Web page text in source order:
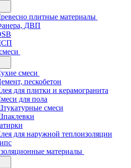
плитные материалы
ДВП
смеси
пескобетон
для плитки и керамогранита
для пола
смеси
для наружной теплоизоляции
материалы